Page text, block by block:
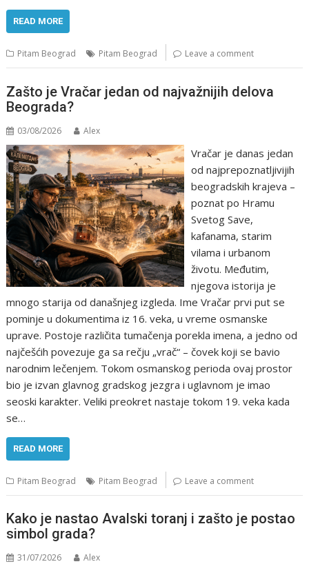
READ MORE
Pitam Beograd Pitam Beograd Leave a comment
Zašto je Vračar jedan od najvažnijih delova
Beograda?
03/08/2026 Alex
Vračar je danas jedan
od najprepoznatljivijih
beogradskih krajeva –
poznat po Hramu
Svetog Save,
kafanama, starim
vilama i urbanom
životu. Međutim,
njegova istorija je
mnogo starija od današnjeg izgleda. Ime Vračar prvi put se
pominje u dokumentima iz 16. veka, u vreme osmanske
uprave. Postoje različita tumačenja porekla imena, a jedno od
najčešćih povezuje ga sa rečju „vrač“ – čovek koji se bavio
narodnim lečenjem. Tokom osmanskog perioda ovaj prostor
bio je izvan glavnog gradskog jezgra i uglavnom je imao
seoski karakter. Veliki preokret nastaje tokom 19. veka kada
se…
READ MORE
Pitam Beograd Pitam Beograd Leave a comment
Kako je nastao Avalski toranj i zašto je postao
simbol grada?
31/07/2026 Alex